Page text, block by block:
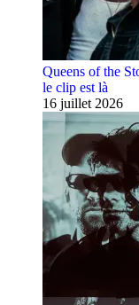
Queens of the
le clip est là
16 juillet 2026